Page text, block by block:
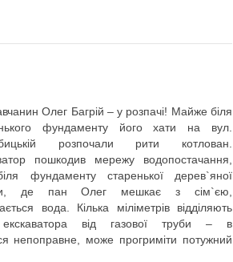
Олег Багрій – у розпачі! Майже біля
фундаменту його хати на вул.
розпочали рити котлован.
пошкодив мережу водопостачання,
фундаменту старенької дерев`яної
де пан Олег мешкає з сім`єю,
вода. Кілька міліметрів відділяють
від газової труби – в
непоправне, може прогриміти потужний